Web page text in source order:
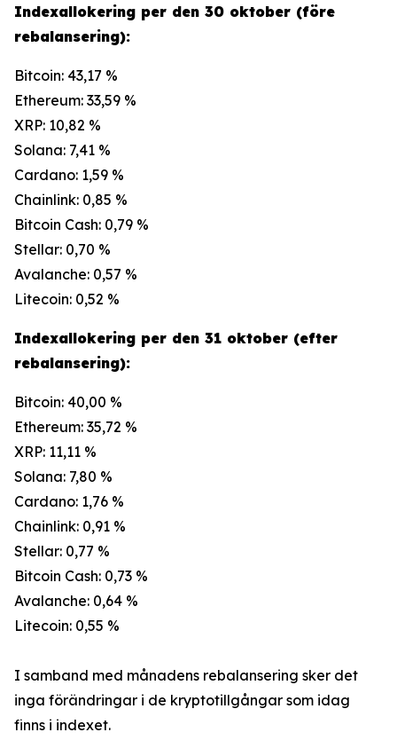
Indexallokering per den 30 oktober (före
rebalansering):
Bitcoin: 43,17 %
Ethereum: 33,59 %
XRP: 10,82 %
Solana: 7,41 %
Cardano: 1,59 %
Chainlink: 0,85 %
Bitcoin Cash: 0,79 %
Stellar: 0,70 %
Avalanche: 0,57 %
Litecoin: 0,52 %
Indexallokering per den 31 oktober (efter
rebalansering):
Bitcoin: 40,00 %
Ethereum: 35,72 %
XRP: 11,11 %
Solana: 7,80 %
Cardano: 1,76 %
Chainlink: 0,91 %
Stellar: 0,77 %
Bitcoin Cash: 0,73 %
Avalanche: 0,64 %
Litecoin: 0,55 %
I samband med månadens rebalansering sker det
inga förändringar i de kryptotillgångar som idag
finns i indexet.